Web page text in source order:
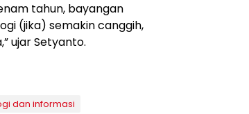
tahun, bayangan
(jika) semakin canggih,
ujar Setyanto.
dan informasi